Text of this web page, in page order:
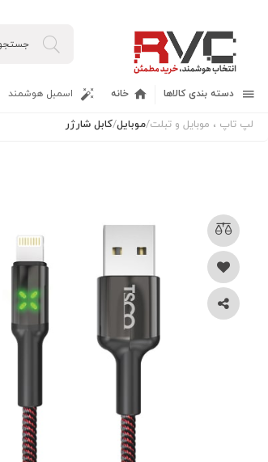
دسته بندی کالاها خانه اسمبل هوشمند
لپ تاپ ، موبایل و تبلت/موبایل/کابل شارژر